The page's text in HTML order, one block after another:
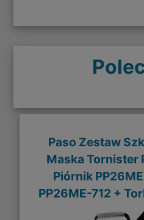
Paso Zestaw
Maska Tornister
Piórnik
PP26ME-712 +